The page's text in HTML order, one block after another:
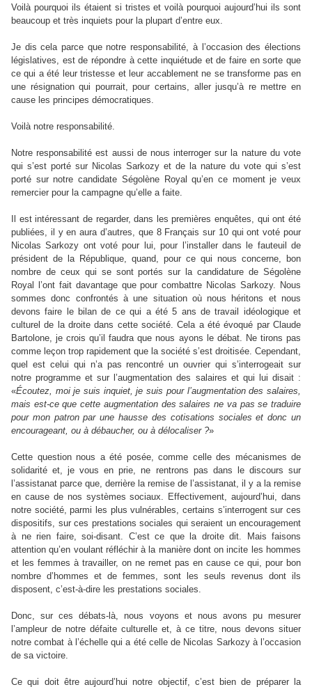
Voilà pourquoi ils étaient si tristes et voilà pourquoi aujourd’hui ils sont
beaucoup et très inquiets pour la plupart d’entre eux.
Je dis cela parce que notre responsabilité, à l’occasion des élections
législatives, est de répondre à cette inquiétude et de faire en sorte que
ce qui a été leur tristesse et leur accablement ne se transforme pas en
une résignation qui pourrait, pour certains, aller jusqu’à re mettre en
cause les principes démocratiques.
Voilà notre responsabilité.
Notre responsabilité est aussi de nous interroger sur la nature du vote
qui s’est porté sur Nicolas Sarkozy et de la nature du vote qui s’est
porté sur notre candidate Ségolène Royal qu’en ce moment je veux
remercier pour la campagne qu’elle a faite.
Il est intéressant de regarder, dans les premières enquêtes, qui ont été
publiées, il y en aura d’autres, que 8 Français sur 10 qui ont voté pour
Nicolas Sarkozy ont voté pour lui, pour l’installer dans le fauteuil de
président de la République, quand, pour ce qui nous concerne, bon
nombre de ceux qui se sont portés sur la candidature de Ségolène
Royal l’ont fait davantage que pour combattre Nicolas Sarkozy. Nous
sommes donc confrontés à une situation où nous héritons et nous
devons faire le bilan de ce qui a été 5 ans de travail idéologique et
culturel de la droite dans cette société. Cela a été évoqué par Claude
Bartolone, je crois qu’il faudra que nous ayons le débat. Ne tirons pas
comme leçon trop rapidement que la société s’est droitisée. Cependant,
quel est celui qui n’a pas rencontré un ouvrier qui s’interrogeait sur
notre programme et sur l’augmentation des salaires et qui lui disait :
«Écoutez, moi je suis inquiet, je suis pour l’augmentation des salaires,
mais est-ce que cette augmentation des salaires ne va pas se traduire
pour mon patron par une hausse des cotisations sociales et donc un
encourageant, ou à débaucher, ou à délocaliser ?»
Cette question nous a été posée, comme celle des mécanismes de
solidarité et, je vous en prie, ne rentrons pas dans le discours sur
l’assistanat parce que, derrière la remise de l’assistanat, il y a la remise
en cause de nos systèmes sociaux. Effectivement, aujourd’hui, dans
notre société, parmi les plus vulnérables, certains s’interrogent sur ces
dispositifs, sur ces prestations sociales qui seraient un encouragement
à ne rien faire, soi-disant. C’est ce que la droite dit. Mais faisons
attention qu’en voulant réfléchir à la manière dont on incite les hommes
et les femmes à travailler, on ne remet pas en cause ce qui, pour bon
nombre d’hommes et de femmes, sont les seuls revenus dont ils
disposent, c’est-à-dire les prestations sociales.
Donc, sur ces débats-là, nous voyons et nous avons pu mesurer
l’ampleur de notre défaite culturelle et, à ce titre, nous devons situer
notre combat à l’échelle qui a été celle de Nicolas Sarkozy à l’occasion
de sa victoire.
Ce qui doit être aujourd’hui notre objectif, c’est bien de préparer la